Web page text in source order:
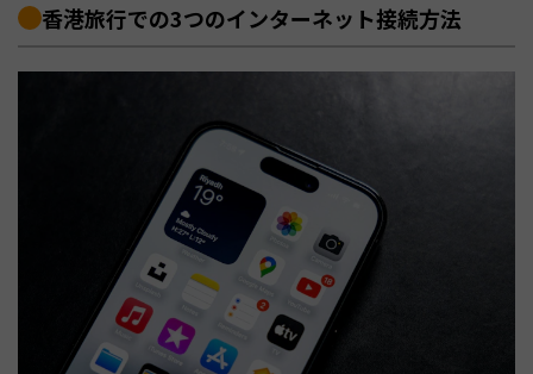
香港旅行での3つのインターネット接続方法